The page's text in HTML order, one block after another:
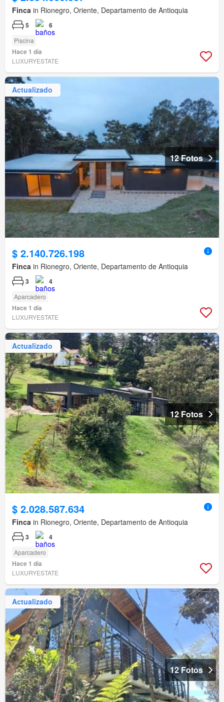
Finca in Rionegro, Oriente, Departamento de Antioquia
5 6
Piscina
Hace 1 día
LUXURYESTATE
Actualizado
12 Fotos
$ 2.140.726.198
Finca in Rionegro, Oriente, Departamento de Antioquia
3 4
Aparcadero
Hace 1 día
LUXURYESTATE
Actualizado
12 Fotos
$ 2.028.587.634
Finca in Rionegro, Oriente, Departamento de Antioquia
3 4
Aparcadero
Hace 1 día
LUXURYESTATE
Actualizado
12 Fotos